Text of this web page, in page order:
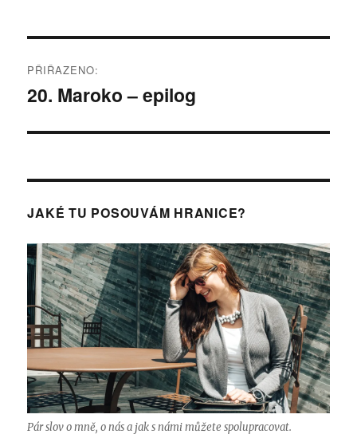
pro
PŘIŘAZENO:
20. Maroko – epilog
JAKÉ TU POSOUVÁM HRANICE?
Pár slov o mně, o nás a jak s námi můžete spolupracovat.